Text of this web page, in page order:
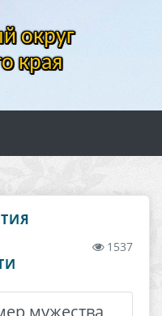
округ
края
1537
мужества